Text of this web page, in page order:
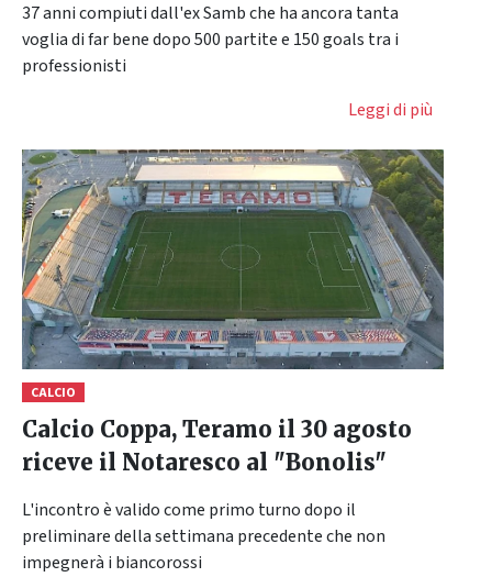
37 anni compiuti dall'ex Samb che ha ancora tanta
voglia di far bene dopo 500 partite e 150 goals tra i
professionisti
Leggi di più
CALCIO
Calcio Coppa, Teramo il 30 agosto
riceve il Notaresco al "Bonolis"
L'incontro è valido come primo turno dopo il
preliminare della settimana precedente che non
impegnerà i biancorossi